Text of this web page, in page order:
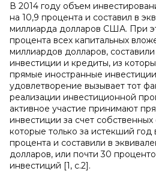
В 2014 году объем
на 10,9 процента и составил в
миллиарда долларов США. При
процента всех капитальных
миллиардов долларов,
инвестиции и кредиты, из
прямые иностранные
удовлетворение вызывает тот
реализации инвестиционной
активное участие принимают
инвестиции за счет
которые только за истекший год
процента и составили в
долларов, или почти 30
инвестиций [1, с.2].